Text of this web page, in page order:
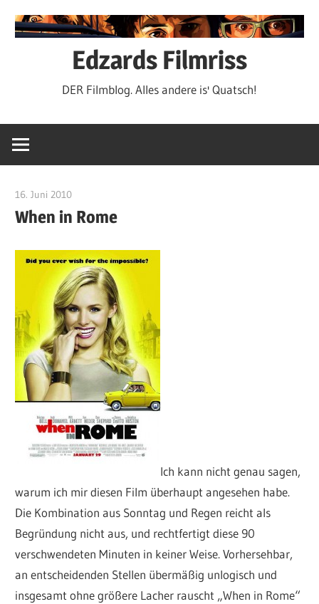
Inhalt
Edzards Filmriss
DER Filmblog. Alles andere is' Quatsch!
16. Juni 2010
When in Rome
Ich kann nicht genau sagen,
warum ich mir diesen Film überhaupt angesehen habe.
Die Kombination aus Sonntag und Regen reicht als
Begründung nicht aus, und rechtfertigt diese 90
verschwendeten Minuten in keiner Weise. Vorhersehbar,
an entscheidenden Stellen übermäßig unlogisch und
insgesamt ohne größere Lacher rauscht „When in Rome“